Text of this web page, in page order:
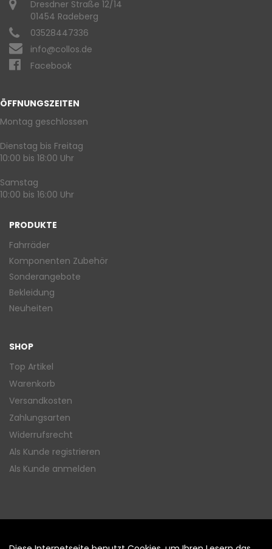
Dresdner Straße 12/14
01454 Radeberg
03528447336
info@collos.de
Facebook
ÖFFNUNGSZEITEN
Montag geschlossen
Dienstag bis Freitag
10:00 bis 18:00 Uhr
Samstag
10:00 bis 16:00 Uhr
PRODUKTE
Fahrräder
Komponenten Zubehör
Sonderangebote
Bekleidung
Neuheiten
SHOP
Top Artikel
Warenkorb
Versandkosten
Zahlungsarten
Widerrufsrecht
Als Kunde registrieren
Als Kunde anmelden